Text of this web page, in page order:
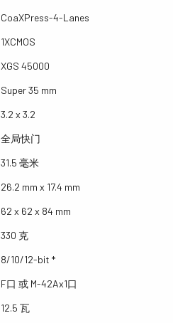
CoaXPress-4-Lanes
1XCMOS
XGS 45000
Super 35 mm
3.2 x 3.2
全局快门
31.5 毫米
26.2 mm x 17.4 mm
62 x 62 x 84 mm
330 克
8/10/12-bit *
F口 或 M-42Ax1口
12.5 瓦